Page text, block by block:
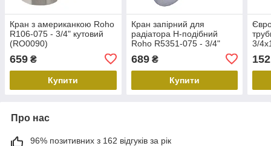
Кран з американкою Roho
R106-075 - 3/4" кутовий
(RO0090)
659 ₴
Купити
Кран запірний для
радіатора Н-подібний
Roho R5351-075 - 3/4"
689₴
Купити
3/
152
Про нас
96% позитивних з 162 відгуків за рік